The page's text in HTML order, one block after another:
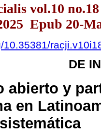
vol.10
Epub 20-
10.35381/
DE
abierto y
en